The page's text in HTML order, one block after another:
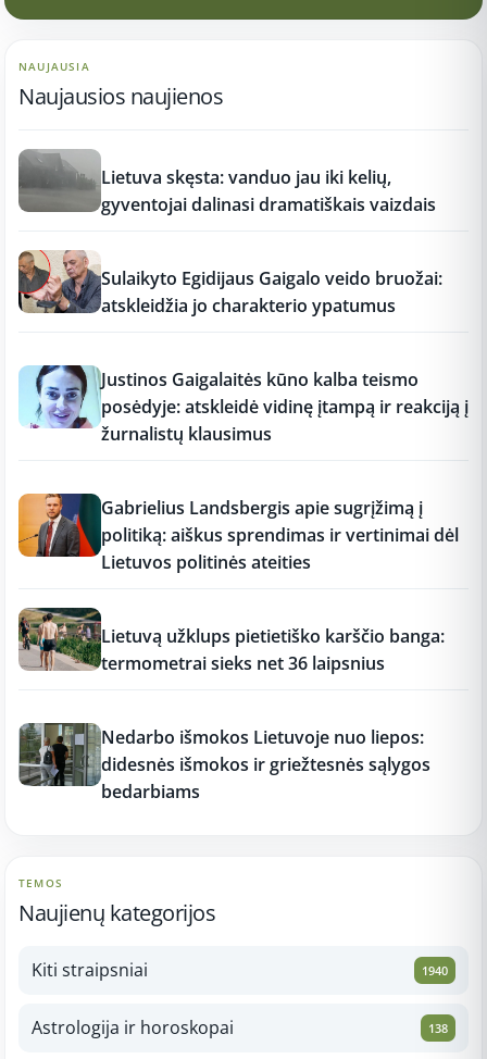
NAUJAUSIA
Naujausios naujienos
Lietuva skęsta: vanduo jau iki kelių,
gyventojai dalinasi dramatiškais vaizdais
Sulaikyto Egidijaus Gaigalo veido bruožai:
atskleidžia jo charakterio ypatumus
Justinos Gaigalaitės kūno kalba teismo
posėdyje: atskleidė vidinę įtampą ir reakciją į
žurnalistų klausimus
Gabrielius Landsbergis apie sugrįžimą į
politiką: aiškus sprendimas ir vertinimai dėl
Lietuvos politinės ateities
Lietuvą užklups pietietiško karščio banga:
termometrai sieks net 36 laipsnius
Nedarbo išmokos Lietuvoje nuo liepos:
didesnės išmokos ir griežtesnės sąlygos
bedarbiams
TEMOS
Naujienų kategorijos
Kiti straipsniai 1940
Astrologija ir horoskopai 138